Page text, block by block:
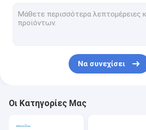
Υπερηχητικό κάρφωμα
Υπερήχων μηχάνημα σφράγισης
Να συνεχίσει
Οι Κατηγορίες Μας